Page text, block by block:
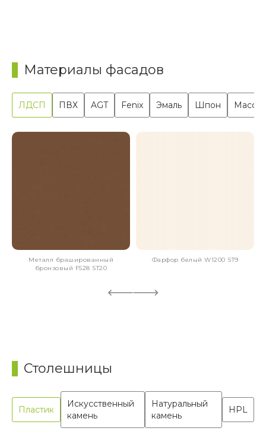
Материалы фасадов
ЛДСП ПВХ AGT Fenix Эмаль Шпон Массив
Металл брашированный
бронзовый F528 ST20
Фарфор белый W1200 ST9
Столешницы
Пластик
Искусственный
камень
Натуральный
камень
HPL